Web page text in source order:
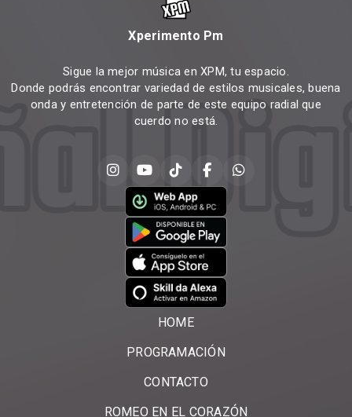
Xperimento Pm
Sigue la mejor música en XPM, tu espacio.
Donde podrás encontrar variedad de estilos musicales, buena
onda y entretención de parte de este equipo radial que
cuerdo no está.
HOME
PROGRAMACIÓN
CONTACTO
ROMEO EN EL CORAZÓN